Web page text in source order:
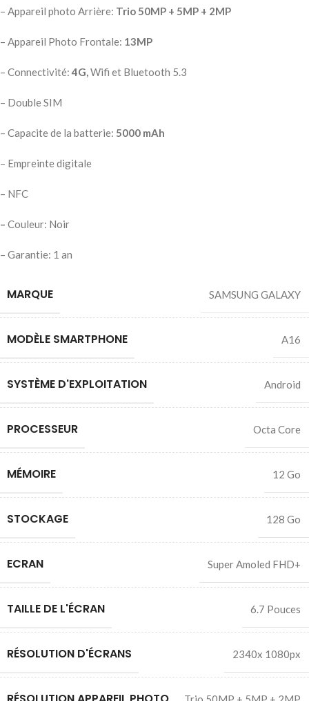
– Appareil photo Arrière: Trio 50MP + 5MP + 2MP
– Appareil Photo Frontale: 13MP
– Connectivité: 4G,Wifi et Bluetooth 5.3
– Double SIM
– Capacite de la batterie: 5000 mAh
– Empreinte digitale
– NFC
– Couleur: Noir
– Garantie: 1 an
MARQUE SAMSUNG GALAXY
MODÈLE SMARTPHONE A16
SYSTÈME D'EXPLOITATION Android
PROCESSEUR Octa Core
MÉMOIRE 12 Go
STOCKAGE 128 Go
ECRAN Super Amoled FHD+
TAILLE DE L'ÉCRAN 6.7 Pouces
RÉSOLUTION D'ÉCRANS 2340x 1080px